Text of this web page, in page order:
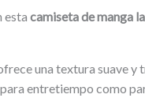
esta camiseta de manga
una textura suave y
entretiempo como